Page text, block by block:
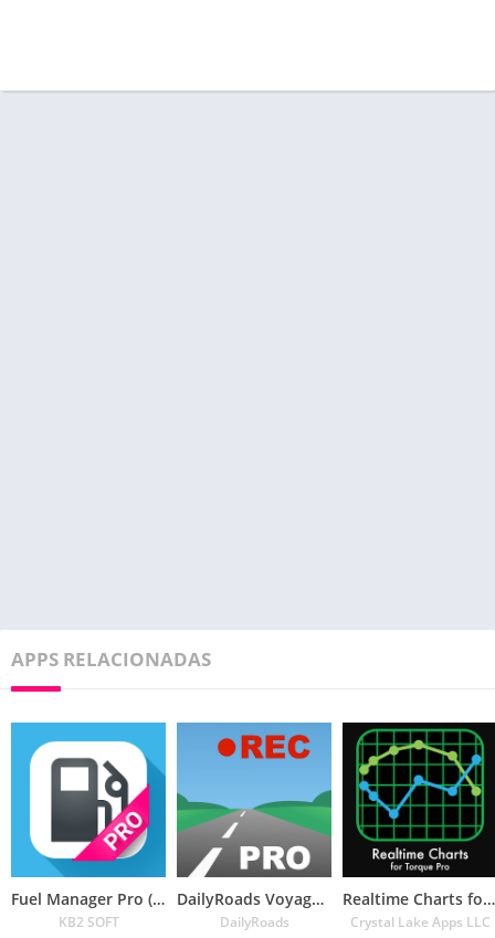
APPS RELACIONADAS
Fuel Manager Pro (Consumo)
KB2 SOFT
DailyRoads Voyager Pro
DailyRoads
Realtime Charts for Torque Pro
Crystal Lake Apps LLC